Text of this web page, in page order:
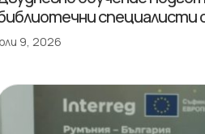
специалисти
9, 2026